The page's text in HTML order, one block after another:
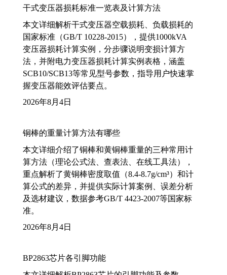
干式变压器损耗标准一览表及计算方法
本文详细解析干式变压器空载损耗、负载损耗的
国家标准（GB/T 10228-2015），提供1000kVA
变压器损耗计算实例，分步骤说明变损计算方
法，并附电力变压器损耗计算实例表格，涵盖
SCB10/SCB13等常见型号参数，指导用户快速掌
握变压器能效评估要点。
2026年8月4日
铜棒的重量计算方法有哪些
本文详细介绍了铜棒和黄铜棒重量的三种常用计
算方法（理论公式法、查表法、在线工具法），
重点解析了黄铜棒密度取值（8.4-8.7g/cm³）和计
算公式的差异，并提供实际计算案例、误差分析
及选材建议，数据参考GB/T 4423-2007等国家标
准。
2026年8月4日
BP2863芯片各引脚功能